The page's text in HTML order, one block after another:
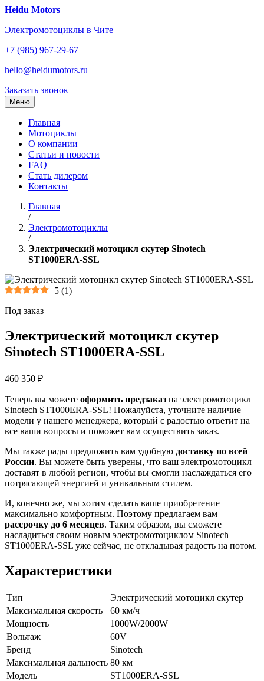
Перейти
содержанию
Heidu Motors
Электромотоциклы в Чите
+7 (985) 967-29-67
hello@heidumotors.ru
Заказать звонок
Меню
Главная
Мотоциклы
О компании
Статьи и новости
FAQ
Стать дилером
Контакты
Главная
/
Электромотоциклы
/
Электрический мотоцикл скутер Sinotech
ST1000ERA-SSL
5 (1)
Под заказ
Электрический мотоцикл скутер
Sinotech ST1000ERA-SSL
460 350 ₽
Теперь вы можете оформить предзаказ на электромотоцикл
Sinotech ST1000ERA-SSL! Пожалуйста, уточните наличие
модели у нашего менеджера, который с радостью ответит на
все ваши вопросы и поможет вам осуществить заказ.
Мы также рады предложить вам удобную доставку по всей
России. Вы можете быть уверены, что ваш электромотоцикл
доставят в любой регион, чтобы вы смогли наслаждаться его
потрясающей энергией и уникальным стилем.
И, конечно же, мы хотим сделать ваше приобретение
максимально комфортным. Поэтому предлагаем вам
рассрочку до 6 месяцев. Таким образом, вы сможете
насладиться своим новым электромотоциклом Sinotech
ST1000ERA-SSL уже сейчас, не откладывая радость на потом.
Характеристики
Тип
Электрический мотоцикл скутер
Максимальная скорость
60 км/ч
Мощность
1000W/2000W
Вольтаж
60V
Бренд
Sinotech
Максимальная дальность 80 км
Модель
ST1000ERA-SSL